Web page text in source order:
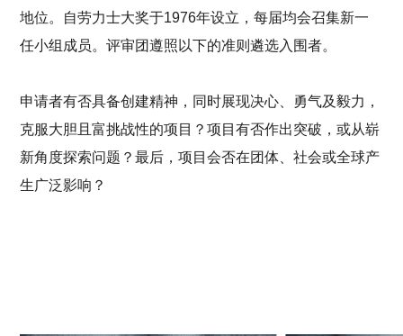
地位。自劳力士大奖于1976年设立，每届均会召集新一
任小组成员。评审团遵照以下的准则遴选入围者。
申请者有否具备创建精神，同时展现决心、勇气及毅力，
克服大胆且富挑战性的项目？项目有否作出突破，或从崭
新角度探索问题？最后，项目会否在团体、社会或全球产
生广泛影响？